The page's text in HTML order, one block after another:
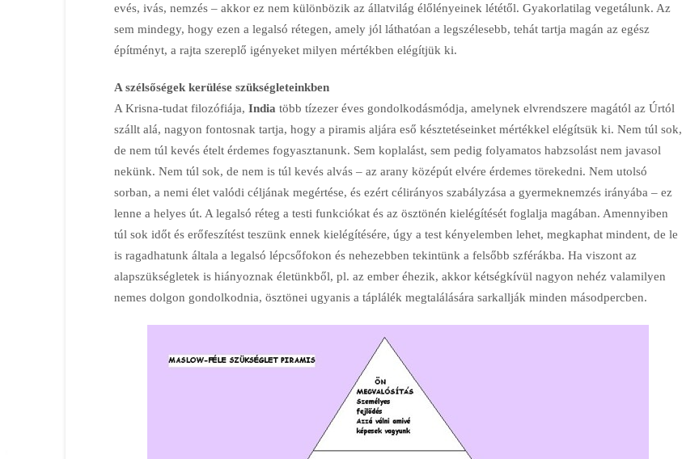
evés, ivás, nemzés – akkor ez nem különbözik az állatvilág élőlényeinek lététől. Gyakorlatilag vegetálunk. Az
sem mindegy, hogy ezen a legalsó rétegen, amely jól láthatóan a legszélesebb, tehát tartja magán az egész
építményt, a rajta szereplő igényeket milyen mértékben elégítjük ki.
A szélsőségek kerülése szükségleteinkben
A Krisna-tudat filozófiája, India több tízezer éves gondolkodásmódja, amelynek elvrendszere magától az Úrtól
szállt alá, nagyon fontosnak tartja, hogy a piramis aljára eső késztetéseinket mértékkel elégítsük ki. Nem túl sok,
de nem túl kevés ételt érdemes fogyasztanunk. Sem koplalást, sem pedig folyamatos habzsolást nem javasol
nekünk. Nem túl sok, de nem is túl kevés alvás – az arany középút elvére érdemes törekedni. Nem utolsó
sorban, a nemi élet valódi céljának megértése, és ezért célirányos szabályzása a gyermeknemzés irányába – ez
lenne a helyes út. A legalsó réteg a testi funkciókat és az ösztönén kielégítését foglalja magában. Amennyiben
túl sok időt és erőfeszítést teszünk ennek kielégítésére, úgy a test kényelemben lehet, megkaphat mindent, de le
is ragadhatunk általa a legalsó lépcsőfokon és nehezebben tekintünk a felsőbb szférákba. Ha viszont az
alapszükségletek is hiányoznak életünkből, pl. az ember éhezik, akkor kétségkívül nagyon nehéz valamilyen
nemes dolgon gondolkodnia, ösztönei ugyanis a táplálék megtalálására sarkallják minden másodpercben.